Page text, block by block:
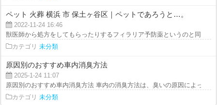
ペット 火葬 横浜 市 保土ヶ谷区｜ペットであろうと…。
2022-11-24 16:46
獣医師から処方をしてもらったりするフィラリア予防薬というのと同じよ
カテゴリ 未分類
原因別のおすすめ車内消臭方法
2025-1-24 11:07
原因別のおすすめ車内消臭方法 車内の消臭方法は、臭いの原因によって
カテゴリ 未分類